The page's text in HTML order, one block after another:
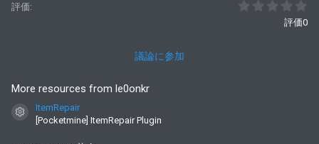
評価
評価0
議論に参加
More resources from le0onkr
コンテンツアイコン
ItemRepair
[Pocketmine] ItemRepair Plugin